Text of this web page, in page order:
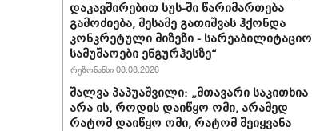
დაკავშირებით სუს-ში წარიმართება
გამოძიება, მესამე გათიშვას ჰქონდა
კონკრეტული მიზეზი - სარეაბილიტაციო
სამუშაოები ენგურჰესზე“
რეზონანსი 08.08.2026
შალვა პაპუაშვილი: „მთავარი საკითხია
არა ის, როდის დაიწყო ომი, არამედ
რატომ დაიწყო ომი, რატომ შეიყვანა